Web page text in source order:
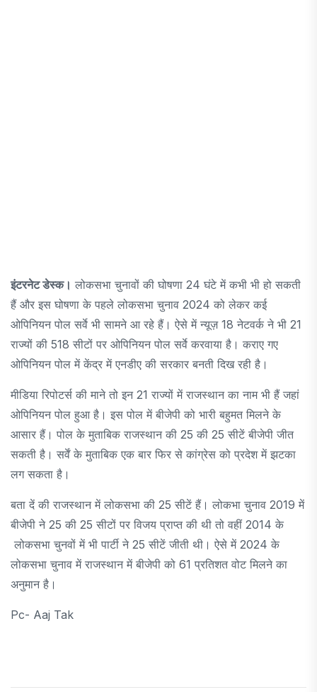
इंटरनेट डेस्क। लोकसभा चुनावों की घोषणा 24 घंटे में कभी भी हो सकती
हैं और इस घोषणा के पहले लोकसभा चुनाव 2024 को लेकर कई
ओपिनियन पोल सर्वे भी सामने आ रहे हैं। ऐसे में न्यूज़ 18 नेटवर्क ने भी 21
राज्यों की 518 सीटों पर ओपिनियन पोल सर्वे करवाया है। कराए गए
ओपिनियन पोल में केंद्र में एनडीए की सरकार बनती दिख रही है।
मीडिया रिपोटर्स की माने तो इन 21 राज्यों में राजस्थान का नाम भी हैं जहां
ओपिनियन पोल हुआ है। इस पोल में बीजेपी को भारी बहुमत मिलने के
आसार हैं। पोल के मुताबिक राजस्थान की 25 की 25 सीटें बीजेपी जीत
सकती है। सर्वें के मुताबिक एक बार फिर से कांग्रेस को प्रदेश में झटका
लग सकता है।
बता दें की राजस्थान में लोकसभा की 25 सीटें हैं। लोकभा चुनाव 2019 में
बीजेपी ने 25 की 25 सीटों पर विजय प्राप्त की थी तो वहीं 2014 के
लोकसभा चुनवों में भी पार्टी ने 25 सीटें जीती थी। ऐसे में 2024 के
लोकसभा चुनाव में राजस्थान में बीजेपी को 61 प्रतिशत वोट मिलने का
अनुमान है।
Pc- Aaj Tak